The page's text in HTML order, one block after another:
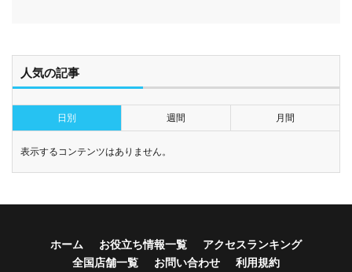
人気の記事
日別 週間 月間
表示するコンテンツはありません。
ホーム お役立ち情報一覧
アクセスランキング
全国店舗一覧
お問い合わせ 利用規約